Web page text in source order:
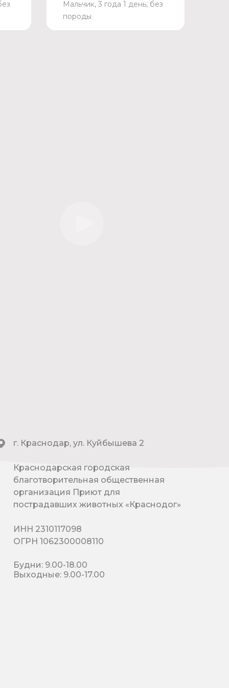
Мальчик, 3 года 1 день, без
породы
г. Краснодар, ул. Куйбышева 2
Краснодарская городская
благотворительная общественная
организация Приют для
пострадавших животных «Краснодог»
ИНН 2310117098
ОГРН 1062300008110
Будни: 9.00-18.00
Выходные: 9.00-17.00